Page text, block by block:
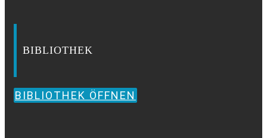
BIBLIOTHEK
BIBLIOTHEK ÖFFNEN